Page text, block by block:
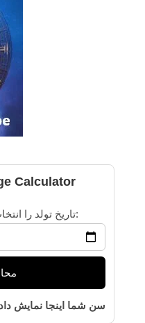
Calculator
تاریخ تولد را انتخاب کنید (نمایش: روز/ماه/سال):
سن شما اینجا نمایش